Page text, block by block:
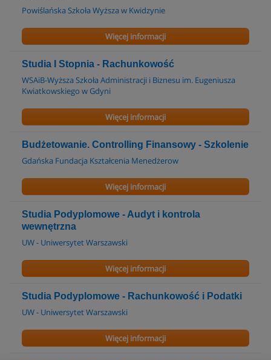
Powiślańska Szkoła Wyższa w Kwidzynie
Więcej informacji
Studia I Stopnia - Rachunkowość
WSAiB-Wyższa Szkoła Administracji i Biznesu im. Eugeniusza
Kwiatkowskiego w Gdyni
Więcej informacji
Budżetowanie. Controlling Finansowy - Szkolenie
Gdańska Fundacja Kształcenia Menedżerow
Więcej informacji
Studia Podyplomowe - Audyt i kontrola
wewnętrzna
UW - Uniwersytet Warszawski
Więcej informacji
Studia Podyplomowe - Rachunkowość i Podatki
UW - Uniwersytet Warszawski
Więcej informacji